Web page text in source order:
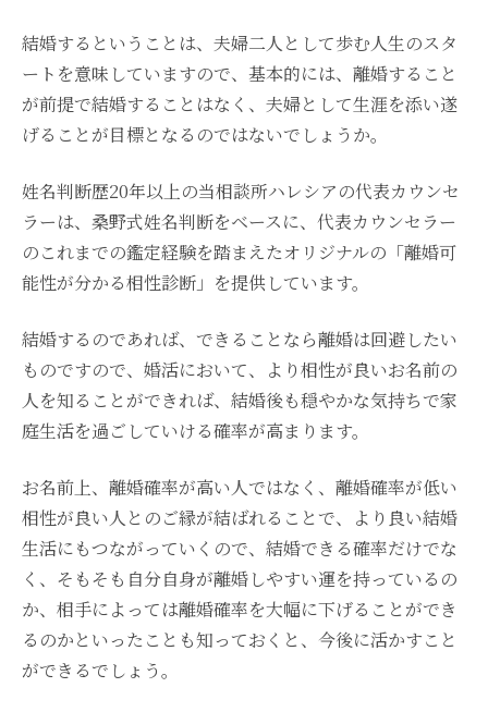
結婚するということは、夫婦二人として歩む人生のスタ
ートを意味していますので、基本的には、離婚すること
が前提で結婚することはなく、夫婦として生涯を添い遂
げることが目標となるのではないでしょうか。
姓名判断歴20年以上の当相談所ハレシアの代表カウンセ
ラーは、桑野式姓名判断をベースに、代表カウンセラー
のこれまでの鑑定経験を踏まえたオリジナルの「離婚可
能性が分かる相性診断」を提供しています。
結婚するのであれば、できることなら離婚は回避したい
ものですので、婚活において、より相性が良いお名前の
人を知ることができれば、結婚後も穏やかな気持ちで家
庭生活を過ごしていける確率が高まります。
お名前上、離婚確率が高い人ではなく、離婚確率が低い
相性が良い人とのご縁が結ばれることで、より良い結婚
生活にもつながっていくので、結婚できる確率だけでな
く、そもそも自分自身が離婚しやすい運を持っているの
か、相手によっては離婚確率を大幅に下げることができ
るのかといったことも知っておくと、今後に活かすこと
ができるでしょう。